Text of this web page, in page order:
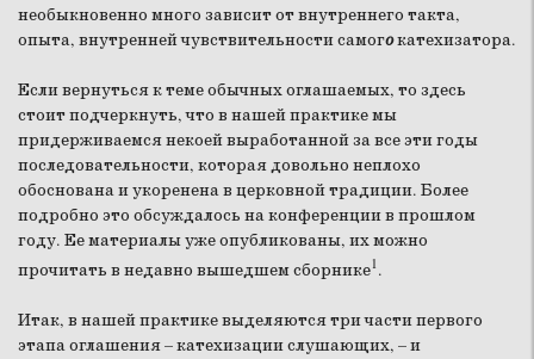
необыкновенно много зависит от внутреннего такта,
опыта, внутренней чувствительности самогокатехизатора.
Если вернуться к теме обычных оглашаемых, то здесь
стоит подчеркнуть, что в нашей практике мы
придерживаемся некоей выработанной за все эти годы
последовательности, которая довольно неплохо
обоснована и укоренена в церковной традиции. Более
подробно это обсуждалось на конференции в прошлом
году. Ее материалы уже опубликованы, их можно
прочитать в недавно вышедшем сборнике1.
Итак, в нашей практике выделяются три части первого
этапа оглашения – катехизации слушающих, – и